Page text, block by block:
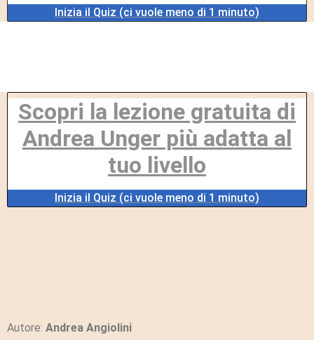
Inizia il Quiz (ci vuole meno di 1 minuto)
Scopri la lezione gratuita di
Andrea Unger più adatta al
tuo livello
Inizia il Quiz (ci vuole meno di 1 minuto)
Autore: Andrea Angiolini